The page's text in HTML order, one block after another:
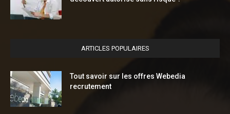
ARTICLES POPULAIRES
Tout savoir sur les offres Webedia
recrutement